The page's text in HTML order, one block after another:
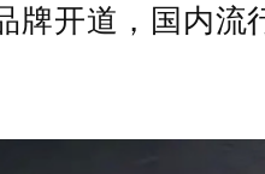
开道，国内流